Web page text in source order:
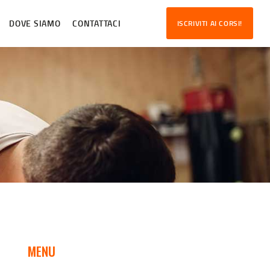
DOVE SIAMO CONTATTACI ISCRIVITI AI CORSI!
MENU